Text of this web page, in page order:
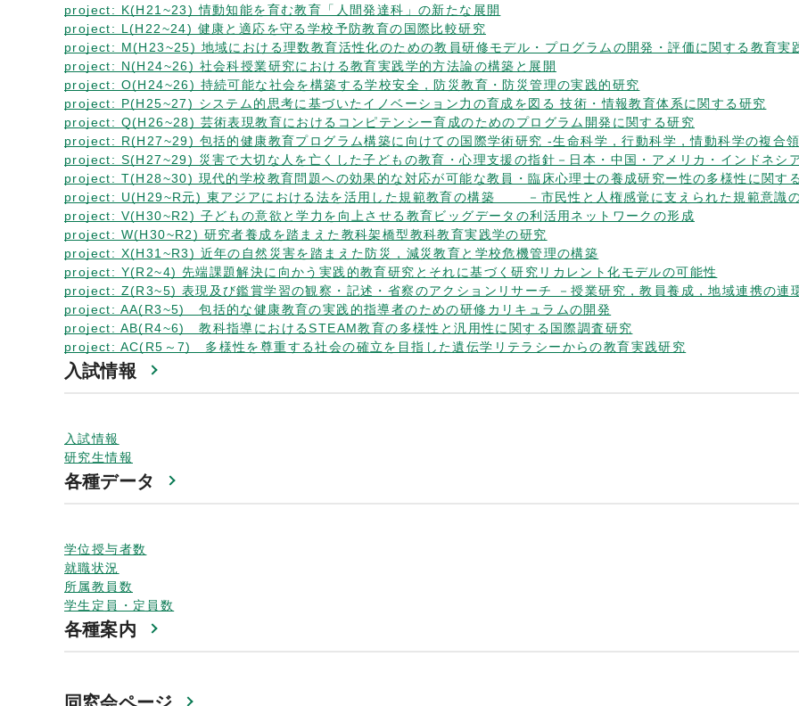
project: K(H21~23) 情動知能を育む教育「人間発達科」の新たな展開
project: L(H22~24) 健康と適応を守る学校予防教育の国際比較研究
project: M(H23~25) 地域における理数教育活性化のための教員研修モデル・プログラムの開発・評価に関する教育実
project: N(H24~26) 社会科授業研究における教育実践学的方法論の構築と展開
project: O(H24~26) 持続可能な社会を構築する学校安全，防災教育・防災管理の実践的研究
project: P(H25~27) システム的思考に基づいたイノベーション力の育成を図る 技術・情報教育体系に関する研究
project: Q(H26~28) 芸術表現教育におけるコンピテンシー育成のためのプログラム開発に関する研究
project: R(H27~29) 包括的健康教育プログラム構築に向けての国際学術研究 -生命科学，行動科学，情動科学の複合
project: S(H27~29) 災害で大切な人を亡くした子どもの教育・心理支援の指針－日本・中国・アメリカ・インドネシ
project: T(H28~30) 現代的学校教育問題への効果的な対応が可能な教員・臨床心理士の養成研究ー性の多様性に関す
project: U(H29~R元) 東アジアにおける法を活用した規範教育の構築 －市民性と人権感覚に支えられた規範意識の
project: V(H30~R2) 子どもの意欲と学力を向上させる教育ビッグデータの利活用ネットワークの形成
project: W(H30~R2) 研究者養成を踏まえた教科架橋型教科教育実践学の研究
project: X(H31~R3) 近年の自然災害を踏まえた防災，減災教育と学校危機管理の構築
project: Y(R2~4) 先端課題解決に向かう実践的教育研究とそれに基づく研究リカレント化モデルの可能性
project: Z(R3~5) 表現及び鑑賞学習の観察・記述・省察のアクションリサーチ －授業研究，教員養成，地域連携の連
project: AA(R3~5) 包括的な健康教育の実践的指導者のための研修カリキュラムの開発
project: AB(R4~6) 教科指導におけるSTEAM教育の多様性と汎用性に関する国際調査研究
project: AC(R5～7) 多様性を尊重する社会の確立を目指した遺伝学リテラシーからの教育実践研究
入試情報
入試情報
研究生情報
各種データ
学位授与者数
就職状況
所属教員数
学生定員・定員数
各種案内